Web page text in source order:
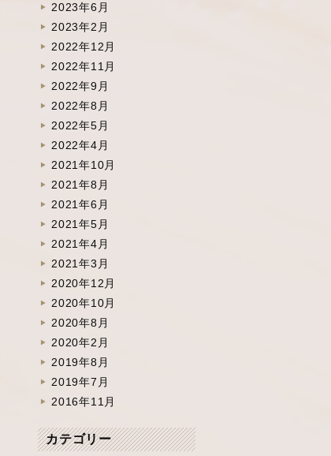
2023年6月
2023年2月
2022年12月
2022年11月
2022年9月
2022年8月
2022年5月
2022年4月
2021年10月
2021年8月
2021年6月
2021年5月
2021年4月
2021年3月
2020年12月
2020年10月
2020年8月
2020年2月
2019年8月
2019年7月
2016年11月
カテゴリー